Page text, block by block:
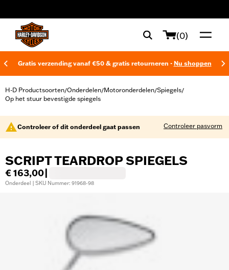
(0)
Gratis verzending vanaf €50 & gratis retourneren - Nu shoppen
H-D Productsoorten/Onderdelen/Motoronderdelen/Spiegels/
Op het stuur bevestigde spiegels
Controleer of dit onderdeel gaat passen Controleer pasvorm
SCRIPT TEARDROP SPIEGELS
€ 163,00
Onderdeel | SKU Nummer: 91968-98